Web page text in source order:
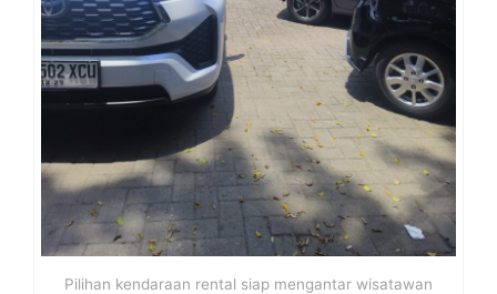
Pilihan kendaraan rental siap mengantar wisatawan